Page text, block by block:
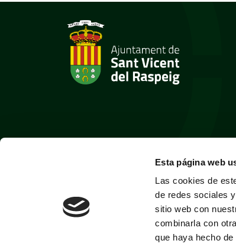
Esta página web
Las cookies de
de redes sociales
sitio web con
combinarla con
que haya hecho